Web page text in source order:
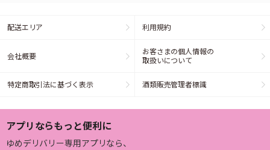
配送エリア 利用規約
会社概要
お客さまの個人情報の
取扱いについて
特定商取引法に基づく表示 酒類販売管理者標識
アプリならもっと便利に
ゆめデリバリー専用アプリなら、